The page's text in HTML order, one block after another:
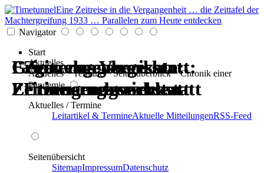
Eine Zeitreise in die Vergangenheit … die Zeittafel der
Machtergreifung 1933 … Parallelen zum Heute entdecken
Navigator
Start
Aktuelles
Aktuelles * Termine * Seitenüberblick * Chronik einer
Pandemie
Aktuelles / Termine
Leitartikel & TermineAktuelle MitteilungenRSS-Feed
Seitenübersicht
SitemapImpressumDatenschutz
Erinnerungswerkstatt:
Zeitzeugen berichten
Zeitzeugenberichte:
Erinnerungswerkstatt
Gegen das Vergessen:
Erinnerungswerkstatt
Erinnerungswerkstatt:
Zeitzeugen berichten
Zeitzeugenberichte:
Erinnerungswerkstatt
Gegen das Vergessen:
Erinnerungswerkstatt